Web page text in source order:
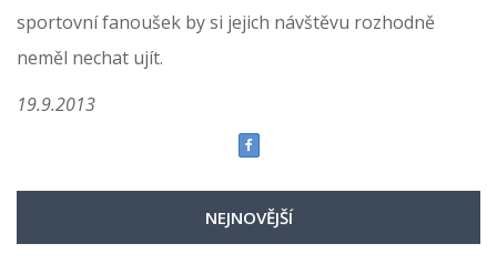
sportovní fanoušek by si jejich návštěvu rozhodně
neměl nechat ujít.
19.9.2013
NEJNOVĚJŠÍ